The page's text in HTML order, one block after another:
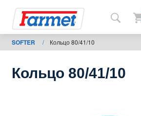
Назад
на
SOFTER / Кольцо 80/41/10
Кольцо 80/41/10